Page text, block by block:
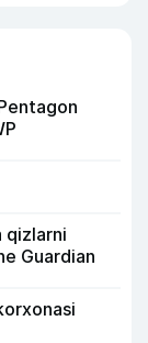
qizlarni
Guardian